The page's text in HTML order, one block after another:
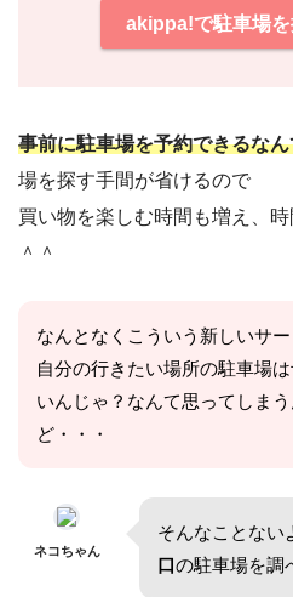
akippa!で駐車場を
事前に駐車場を予約できるな
場を探す手間が省けるので
買い物を楽しむ時間も増え、
＾＾
なんとなくこういう新しいサー
自分の行きたい場所の駐車場
いんじゃ？なんて思ってしま
ど・・・
ネコちゃん
そんなことない
口の駐車場を調